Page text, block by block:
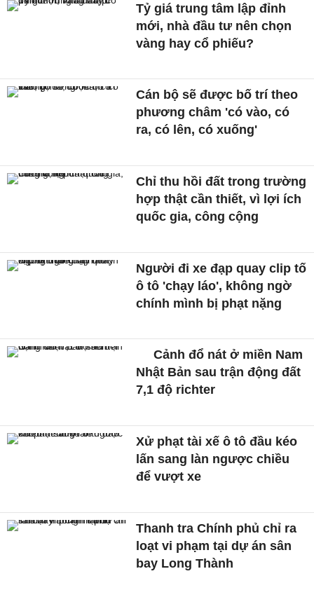
Tỷ giá trung tâm lập đỉnh
mới, nhà đầu tư nên chọn
vàng hay cổ phiếu?
Cán bộ sẽ được bố trí theo
phương châm 'có vào, có
ra, có lên, có xuống'
Chỉ thu hồi đất trong trường
hợp thật cần thiết, vì lợi ích
quốc gia, công cộng
Người đi xe đạp quay clip tố
ô tô 'chạy láo', không ngờ
chính mình bị phạt nặng
Cảnh đổ nát ở miền Nam
Nhật Bản sau trận động đất
7,1 độ richter
Xử phạt tài xế ô tô đầu kéo
lấn sang làn ngược chiều
để vượt xe
Thanh tra Chính phủ chỉ ra
loạt vi phạm tại dự án sân
bay Long Thành